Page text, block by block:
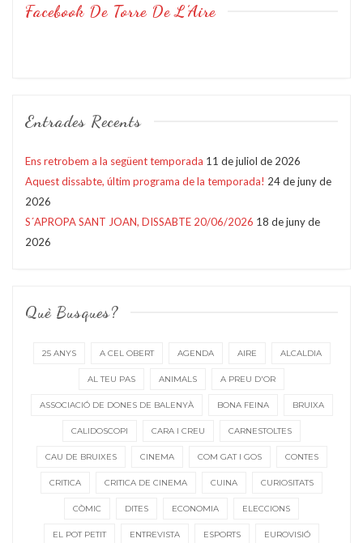
Facebook De Torre De L’Aire
Entrades Recents
Ens retrobem a la següent temporada 11 de juliol de 2026
Aquest dissabte, últim programa de la temporada! 24 de juny de
2026
S´APROPA SANT JOAN, DISSABTE 20/06/2026 18 de juny de
2026
Què Busques?
25 ANYS A CEL OBERT AGENDA AIRE ALCALDIA
AL TEU PAS ANIMALS A PREU D'OR
ASSOCIACIÓ DE DONES DE BALENYÀ BONA FEINA BRUIXA
CALIDOSCOPI CARA I CREU CARNESTOLTES
CAU DE BRUIXES CINEMA COM GAT I GOS CONTES
CRITICA CRITICA DE CINEMA CUINA CURIOSITATS
CÒMIC DITES ECONOMIA ELECCIONS
EL POT PETIT ENTREVISTA ESPORTS EUROVISIÓ